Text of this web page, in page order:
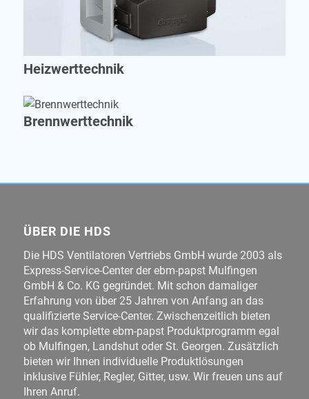
Heizwerttechnik
Brennwerttechnik
ÜBER DIE HDS
Die HDS Ventilatoren Vertriebs GmbH wurde 2003 als
Express-Service-Center der ebm-papst Mulfingen
GmbH & Co. KG gegründet. Mit schon damaliger
Erfahrung von über 25 Jahren von Anfang an das
qualifizierte Service-Center. Zwischenzeitlich bieten
wir das komplette ebm-papst Produktprogramm egal
ob Mulfingen, Landshut oder St. Georgen. Zusätzlich
bieten wir Ihnen individuelle Produktlösungen
inklusive Fühler, Regler, Gitter, usw. Wir freuen uns auf
Ihren Anruf.